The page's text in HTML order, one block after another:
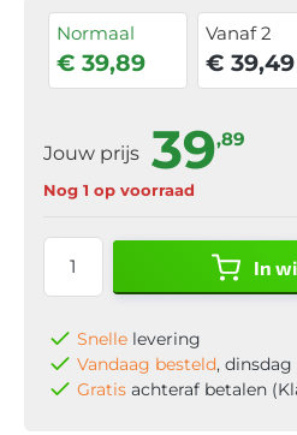
Normaal
€ 39,89
Vanaf 2
€ 39,49
Jouw prijs 39,89
Nog 1 op voorraad
In
Snelle levering
Vandaag besteld,
Gratis achteraf betalen